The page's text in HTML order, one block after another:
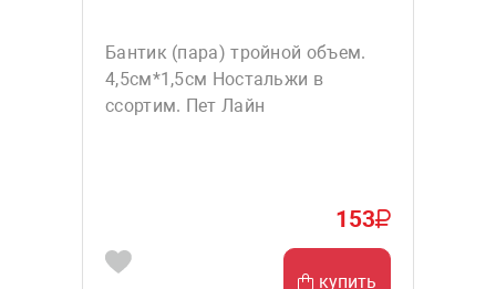
Бантик (пара) тройной объем.
4,5см*1,5см Ностальжи в
ссортим. Пет Лайн
153
купить